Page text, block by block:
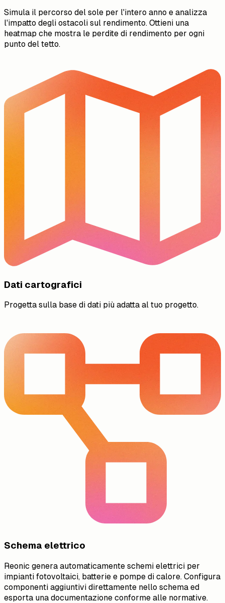
Simula il percorso del sole per l'intero anno e analizza
l'impatto degli ostacoli sul rendimento. Ottieni una
heatmap che mostra le perdite di rendimento per ogni
punto del tetto.
Dati cartografici
Progetta sulla base di dati più adatta al tuo progetto.
Schema elettrico
Reonic genera automaticamente schemi elettrici per
impianti fotovoltaici, batterie e pompe di calore. Configura
componenti aggiuntivi direttamente nello schema ed
esporta una documentazione conforme alle normative.